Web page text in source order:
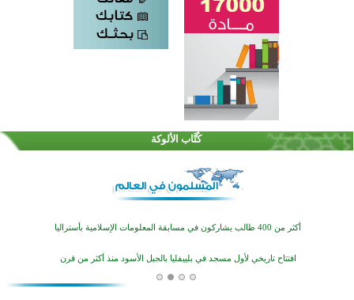
كُتَّاب الألوكة
القرآن والتربية في صدارة البرامج الصيفية للمسلمين في بينزا وساراتوف وموردوفيا هذا العام
اختتام الدورة التاسعة لمسابقة حفظ وتلاوة القرآن الكريم في أزناكاييف
أكثر من 100 شخص يتعرفون على الإسلام خلال يوم المسجد المفتوح في ميلفيل
اختتام منافسات قرآنية متميزة في بنغلاديش بمشاركة 3000 متسابق
منطقة ريبوفسي تحتفل بميلاد مسجد جديد في أجواء إيمانية مميزة